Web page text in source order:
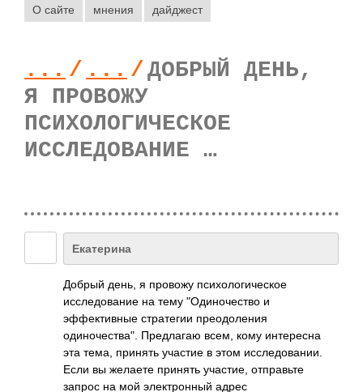
О сайте мнения дайджест
... / ... /ДОБРЫЙ ДЕНЬ,
Я ПРОВОЖУ
ПСИХОЛОГИЧЕСКОЕ
ИССЛЕДОВАНИЕ …
Екатерина
Добрый день, я провожу психологическое
исследование на тему "Одиночество и
эффективные стратегии преодоления
одиночества". Предлагаю всем, кому интересна
эта тема, принять участие в этом исследовании.
Если вы желаете принять участие, отправьте
запрос на мой электронный адрес